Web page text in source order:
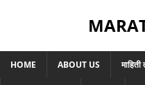
HOME ABOUT US माहिती